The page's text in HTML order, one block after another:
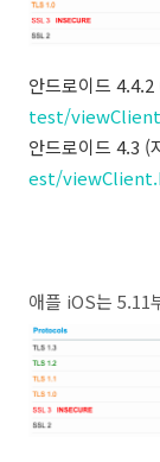
안드로이드
test/
안드로이드 4.3 (
est/
애플 iOS는 5.11